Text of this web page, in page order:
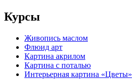
Курсы
Живопись маслом
Флюид арт
Картина акрилом
Картина с поталью
Интерьерная картина «Цветы»